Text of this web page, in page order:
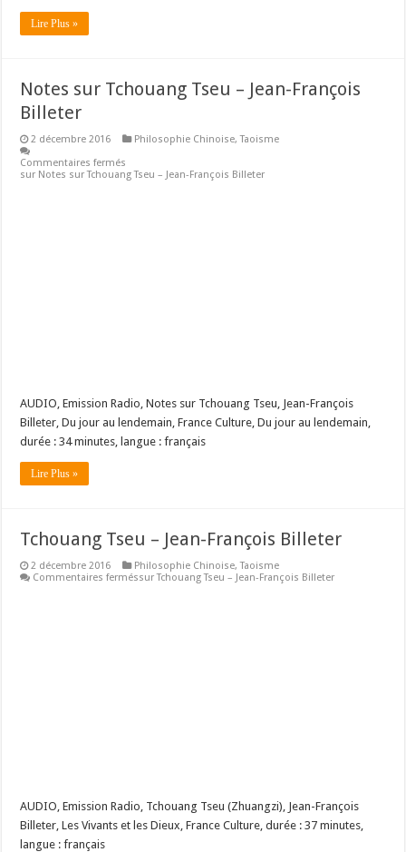
Lire Plus »
Notes sur Tchouang Tseu – Jean-François
Billeter
2 décembre 2016 Philosophie Chinoise,Taoisme
Commentaires fermés
sur Notes sur Tchouang Tseu – Jean-François Billeter
AUDIO, Emission Radio, Notes sur Tchouang Tseu, Jean-François
Billeter, Du jour au lendemain, France Culture, Du jour au lendemain,
durée : 34 minutes, langue : français
Lire Plus »
Tchouang Tseu – Jean-François Billeter
2 décembre 2016 Philosophie Chinoise,Taoisme
Commentaires ferméssur Tchouang Tseu – Jean-François Billeter
AUDIO, Emission Radio, Tchouang Tseu (Zhuangzi), Jean-François
Billeter, Les Vivants et les Dieux, France Culture, durée : 37 minutes,
langue : français